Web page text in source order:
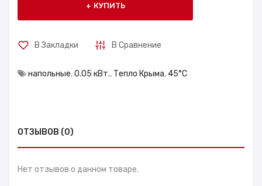
КУПИТЬ
В Закладки В Сравнение
напольные,0.05 кВт., Тепло Крыма, 45°С
ОТЗЫВОВ (0)
Нет отзывов о данном товаре.